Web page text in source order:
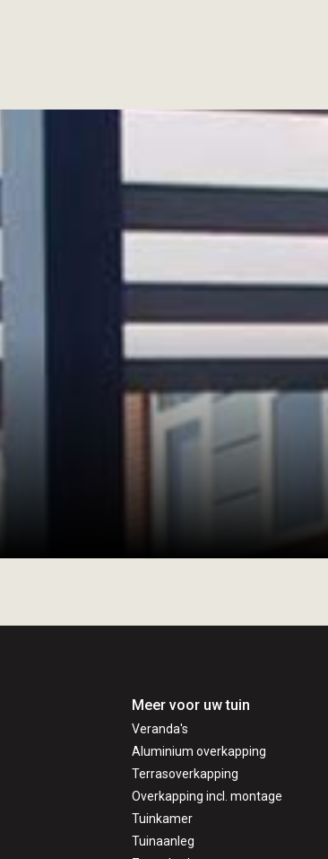
Meer voor uw tuin
Veranda's
Aluminium overkapping
Terrasoverkapping
Overkapping incl. montage
Tuinkamer
Tuinaanleg